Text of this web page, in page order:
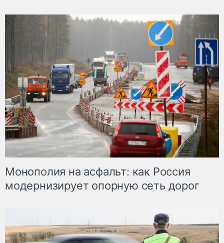
Монополия на асфальт: как Россия
модернизирует опорную сеть дорог